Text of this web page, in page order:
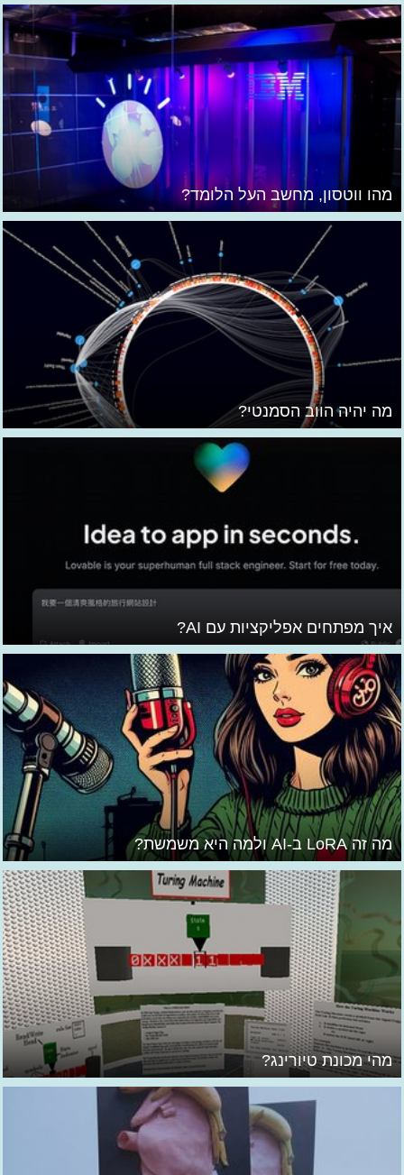
מהו ווטסון, מחשב העל הלומד?
מה יהיה הווב הסמנטי?
איך מפתחים אפליקציות עם AI?
מה זה LoRA ב-AI ולמה היא משמשת?
מהי מכונת טיורינג?